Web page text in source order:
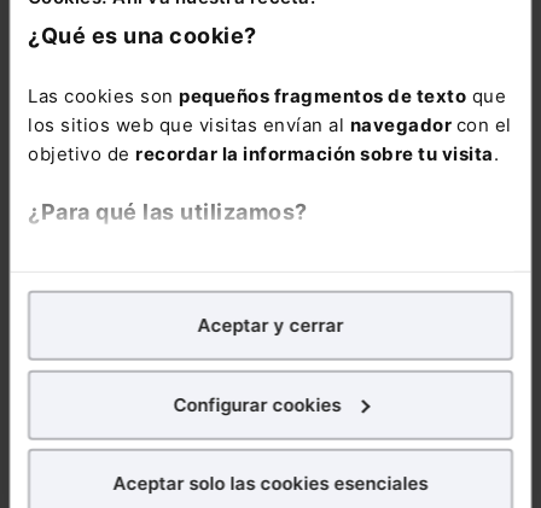
¿Qué es una cookie?
Las cookies son pequeños fragmentos de texto que
los sitios web que visitas envían al navegador con el
objetivo de recordar la información sobre tu visita.
¿Para qué las utilizamos?
analíticospara tratar demejorar tu experienciaen
nuestra página web. También con fines publicitarios,
para poder mostrarte publicidad y contenidos de tu
¿Qué puedes hacer?
Aceptar y cerrar
Configurar cookies
Aceptar solo las cookies esenciales
10. Tras este plazo, se procederá a la
urbanos 2025.
Cuestiones
170,00€
136,00€
COMPRAR